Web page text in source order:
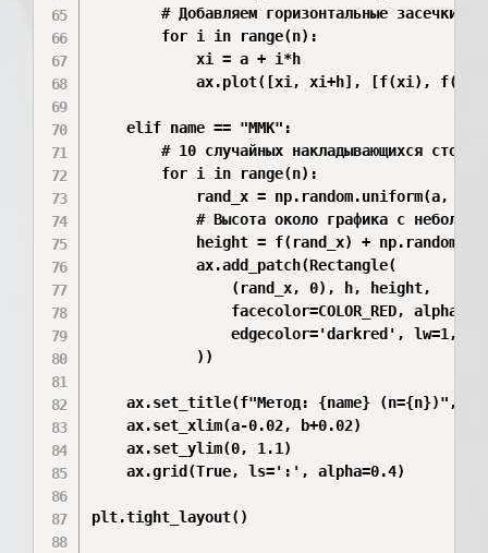
# Добавляем горизонтальные засечки
        for i in range(n):
            xi = a + i*h
ax.plot([xi, xi+h], [f(xi),
    elif name == "ММК":
# 10 случайных накладывающихся
        for i in range(n):
rand_x = np.random.uniform(a, b -
# Высота около графика с
height = f(rand_x) +
            ax.add_patch(Rectangle(
                (rand_x, 0), h, height,
facecolor=COLOR_RED,
edgecolor='darkred', lw=1,
            ))
ax.set_title(f"Метод: {name} (n={n})",
    ax.set_xlim(a-0.02, b+0.02)
    ax.set_ylim(0, 1.1)
    ax.grid(True, ls=':', alpha=0.4)
plt.tight_layout()